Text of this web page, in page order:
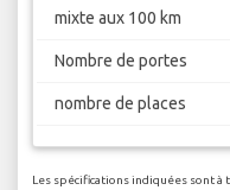
mixte aux 100 km
Nombre de portes
nombre de places
Les spécifications indiquées sont